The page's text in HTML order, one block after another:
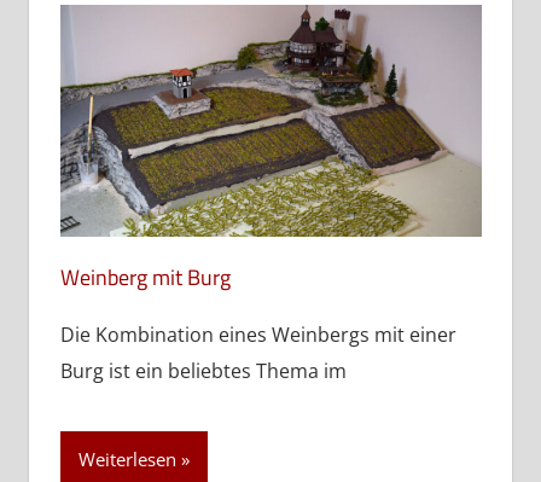
Weinberg mit Burg
Die Kombination eines Weinbergs mit einer
Burg ist ein beliebtes Thema im
Weiterlesen